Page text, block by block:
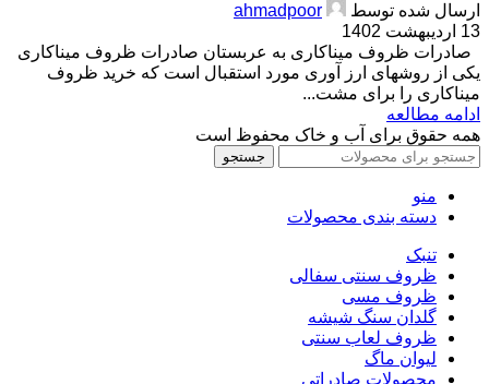
ارسال شده توسط
ahmadpoor
13 اردیبهشت 1402
صادرات ظروف میناکاری به عربستان صادرات ظروف میناکاری
یکی از روشهای ارز آوری مورد استقبال است که خرید ظروف
میناکاری را برای مشت...
ادامه مطالعه
همه حقوق برای آب و خاک محفوظ است
جستجو
منو
دسته بندی محصولات
تنبک
ظروف سنتی سفالی
ظروف مسی
گلدان سنگ شیشه
ظروف لعاب سنتی
لیوان ماگ
محصولات صادراتی